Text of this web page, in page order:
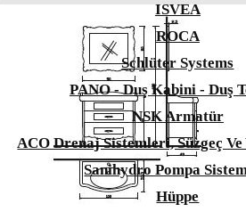
ISVEA
ROCA
Schlüter Systems
PANO - Duş Kabini - Duş
NSK Armatür
ACO Drenaj Sistemleri, Süzgeç Ve
Sanihydro Pompa
Hüppe